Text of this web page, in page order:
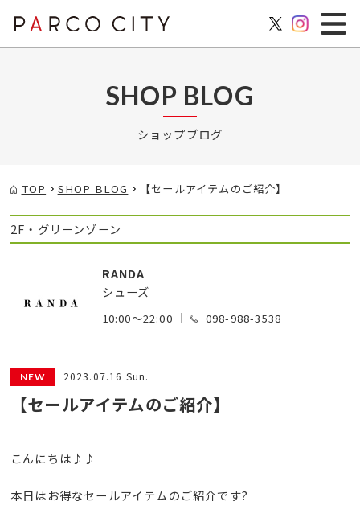
SHOP BLOG
ショップブログ
TOP SHOP BLOG 【セールアイテムのご紹介】
2F・グリーンゾーン
RANDA
シューズ
10:00～22:00 098-988-3538
2023.07.16 Sun.
【セールアイテムのご紹介】
こんにちは♪♪
本日はお得なセールアイテムのご紹介です?